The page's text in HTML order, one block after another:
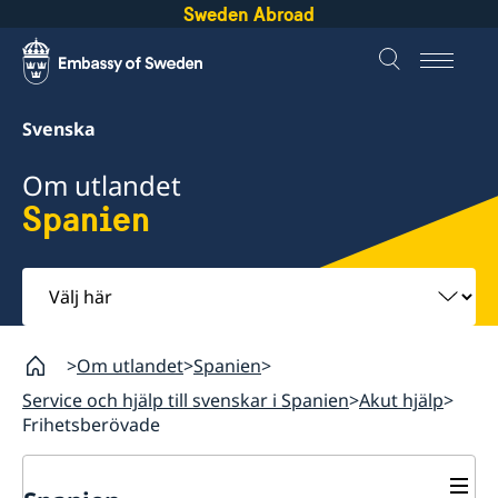
Sweden Abroad
Svenska
Om utlandet
Spanien
Välj
här
Om utlandet Spanien
Service och hjälp till svenskar i Spanien Akut hjälp
Frihetsberövade